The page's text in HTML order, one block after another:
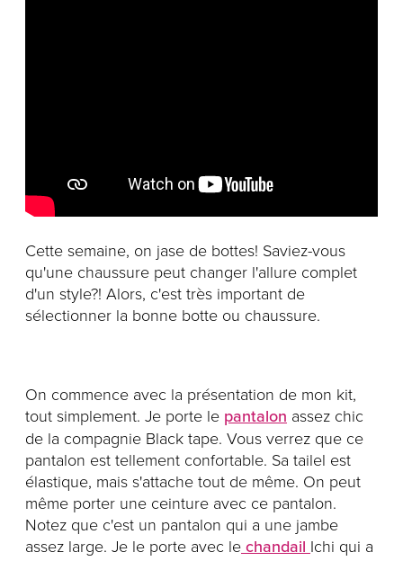
Politiques et conditions d'achats
Cette semaine, on jase de bottes! Saviez-vous
qu'une chaussure peut changer l'allure complet
d'un style?! Alors, c'est très important de
sélectionner la bonne botte ou chaussure.
On commence avec la présentation de mon kit,
tout simplement. Je porte le pantalon assez chic
de la compagnie Black tape. Vous verrez que ce
pantalon est tellement confortable. Sa tailel est
élastique, mais s'attache tout de même. On peut
même porter une ceinture avec ce pantalon.
Notez que c'est un pantalon qui a une jambe
assez large. Je le porte avec le chandail Ichi qui a